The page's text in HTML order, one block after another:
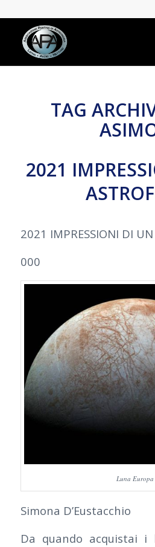
TAG
2021
2021 IMPRESSIONI DI
000
Luna Europa
Simona D’Eustacchio
Da quando acquistai